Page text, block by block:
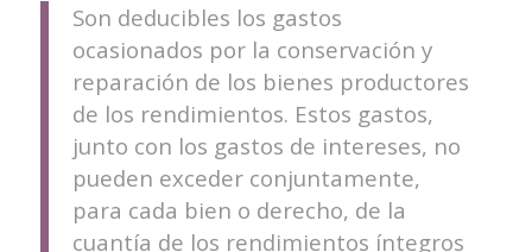
Son deducibles los gastos
ocasionados por la conservación y
reparación de los bienes productores
de los rendimientos. Estos gastos,
junto con los gastos de intereses, no
pueden exceder conjuntamente,
para cada bien o derecho, de la
cuantía de los rendimientos íntegros